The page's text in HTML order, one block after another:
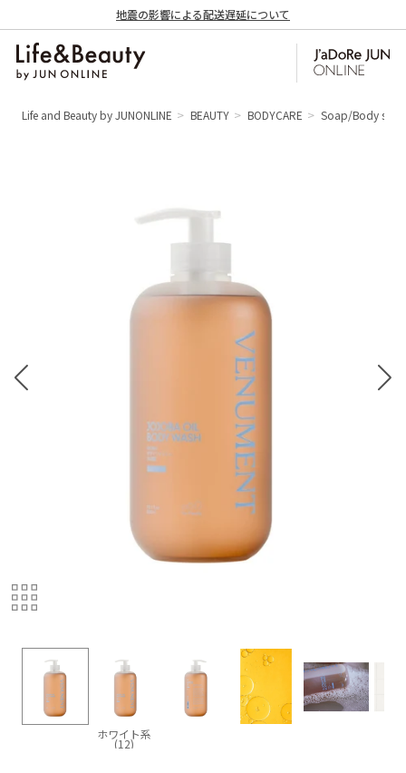
地震の影響による配送遅延について
Life and Beauty by JUNONLINE BEAUTY BODYCARE Soap/Body
ホワイト系
(12)